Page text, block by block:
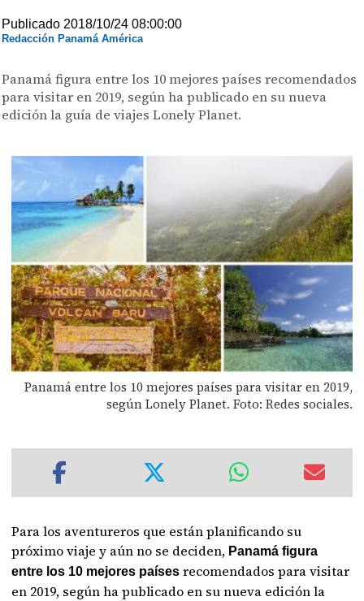
Publicado 2018/10/24 08:00:00
Redacción Panamá América
Panamá figura entre los 10 mejores países recomendados
para visitar en 2019, según ha publicado en su nueva
edición la guía de viajes Lonely Planet.
Panamá entre los 10 mejores países para visitar en 2019,
según Lonely Planet. Foto: Redes sociales.
Para los aventureros que están planificando su
próximo viaje y aún no se deciden, Panamá figura
entre los 10 mejores países recomendados para visitar
en 2019, según ha publicado en su nueva edición la